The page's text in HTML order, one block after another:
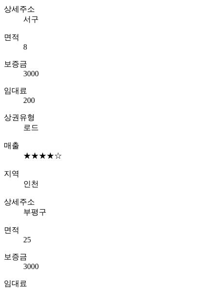
상세주소
서구
면적
8
보증금
3000
임대료
200
상권유형
로드
매출
★★★★☆
지역
인천
상세주소
부평구
면적
25
보증금
3000
임대료